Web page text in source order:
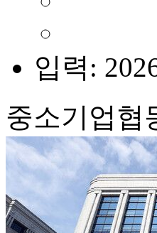
입력:
중소기업협